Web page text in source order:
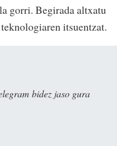
gorri. Begirada altxatu
itsuentzat.
bidez jaso gura